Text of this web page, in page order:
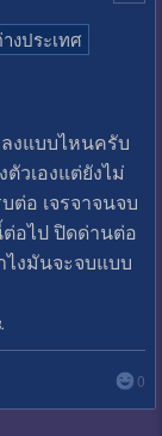
งประเทศ
งแบบไหนครับ
วเองแต่ยังไม่
อ เจรจาจนจบ
อไป ปิดด่านต่อ
งมันจะจบแบบ
0